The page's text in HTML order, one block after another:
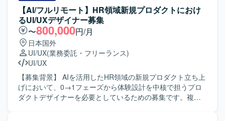
ユーザーストーリーおよびユースケースの定義、業務フロ
ーの整理を行い、サービス全体の情報アーキテクチャ設計
と画面設計を実施していただきます。Figmaを用いたワイヤ
ーフレームやモックアップ、インタラクティブなプロトタ
イプの作成を行い、開発チームやステークホルダーと仕様
をすり合わせながら意思決定から実装までを一気通貫で推
進していただきます。また、競合サービスの調査・分析を
通じて自社サービスの改善点や差別化ポイントを明確に
し、実装後の動作確認や受入テスト、品質確認まで担当し
ていただきます。 【求める人物像】 素直で誠実に業務に向
【AI/フルリモート】HR領域新規プロダクトにおけ
るUI/UXデザイナー募集
〜800,000円/月
日本国外
UI/UX(業務委託・フリーランス)
UI/UX
【募集背景】 AIを活用したHR領域の新規プロダクト立ち上
げにおいて、0→1フェーズから体験設計を中核で担うプロ
ダクトデザイナーを必要としているための募集です。複数